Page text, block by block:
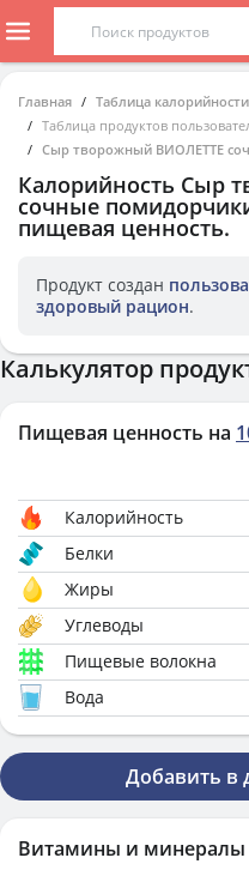
Главная
Таблица
Таблица продуктов
Сыр творожный ВИОЛЕТТЕ
Калорийность Сыр
сочные
пищевая ценность.
Продукт создан
здоровый рацион.
Калькулятор
Пищевая ценность на
Калорийность
Белки
Жиры
Углеводы
Пищевые волокна
Вода
Добавить в
Витамины и минералы